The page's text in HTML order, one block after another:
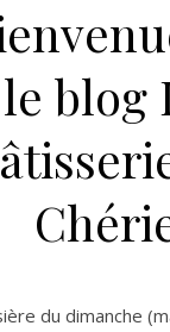
le blog
du dimanche